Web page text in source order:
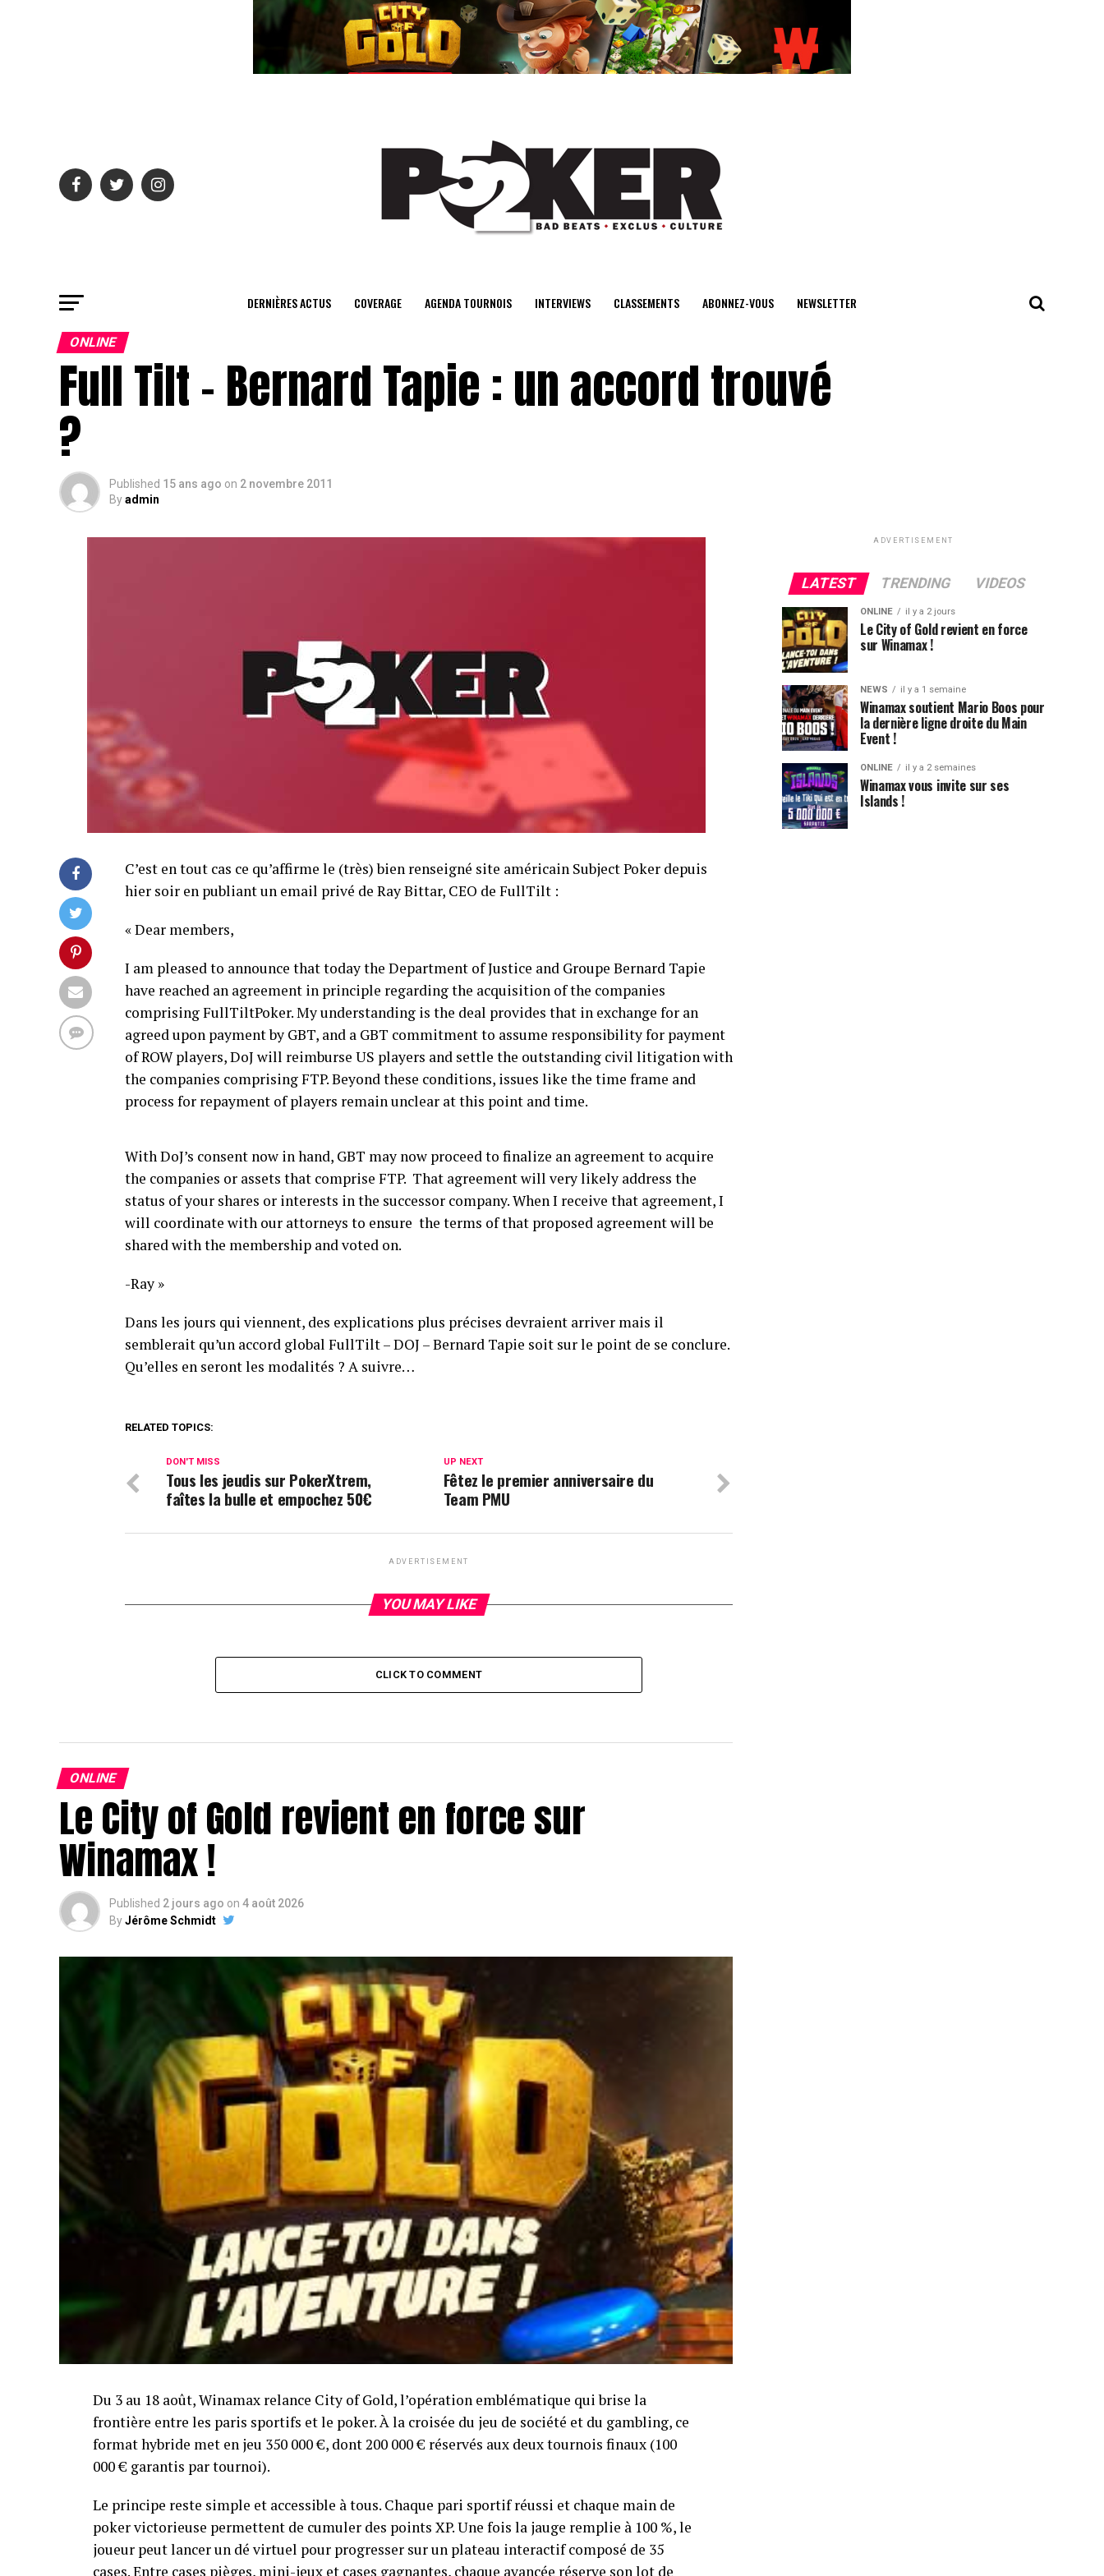
center>
DERNIÈRES ACTUS COVERAGE AGENDA TOURNOIS INTERVIEWS CLASSEMENTS ABONNEZ-VOUS NEWSLETTER
ONLINE
Full Tilt – Bernard Tapie : un accord trouvé
?
Published 15 ans ago on 2 novembre 2011
Byadmin
C’est en tout cas ce qu’affirme le (très) bien renseigné site américain Subject Poker depuis
hier soir en publiant un email privé de Ray Bittar, CEO de FullTilt :
« Dear members,
I am pleased to announce that today the Department of Justice and Groupe Bernard Tapie
have reached an agreement in principle regarding the acquisition of the companies
comprising FullTiltPoker. My understanding is the deal provides that in exchange for an
agreed upon payment by GBT, and a GBT commitment to assume responsibility for payment
of ROW players, DoJ will reimburse US players and settle the outstanding civil litigation with
the companies comprising FTP. Beyond these conditions, issues like the time frame and
process for repayment of players remain unclear at this point and time.
With DoJ’s consent now in hand, GBT may now proceed to finalize an agreement to acquire
the companies or assets that comprise FTP. That agreement will very likely address the
status of your shares or interests in the successor company. When I receive that agreement, I
will coordinate with our attorneys to ensure the terms of that proposed agreement will be
shared with the membership and voted on.
-Ray »
Dans les jours qui viennent, des explications plus précises devraient arriver mais il
semblerait qu’un accord global FullTilt – DOJ – Bernard Tapie soit sur le point de se conclure.
Qu’elles en seront les modalités ? A suivre…
RELATED TOPICS:
UP NEXT
Fêtez le premier anniversaire du
Team PMU
DON'T MISS
Tous les jeudis sur PokerXtrem,
faîtes la bulle et empochez 50€
ADVERTISEMENT
YOU MAY LIKE
CLICK TO COMMENT
ONLINE
Le City of Gold revient en force sur
Winamax !
Published 2 jours ago on 4 août 2026
ByJérôme Schmidt
Du 3 au 18 août, Winamax relance City of Gold, l’opération emblématique qui brise la
frontière entre les paris sportifs et le poker. À la croisée du jeu de société et du gambling, ce
format hybride met en jeu 350 000 €, dont 200 000 € réservés aux deux tournois finaux (100
000 € garantis par tournoi).
Le principe reste simple et accessible à tous. Chaque pari sportif réussi et chaque main de
poker victorieuse permettent de cumuler des points XP. Une fois la jauge remplie à 100 %, le
joueur peut lancer un dé virtuel pour progresser sur un plateau interactif composé de 35
cases. Entre cases pièges, mini-jeux et cases gagnantes, chaque avancée réserve son lot de
ADVERTISEMENT
LATEST TRENDING VIDEOS
ONLINE il y a 2 jours
Le City of Gold revient en force
sur Winamax !
NEWS il y a 1 semaine
Winamax soutient Mario Boos pour
la dernière ligne droite du Main
Event !
ONLINE il y a 2 semaines
Winamax vous invite sur ses
Islands !